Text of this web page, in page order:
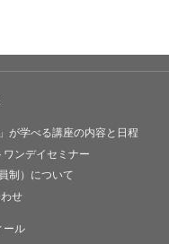
が学べる講座の内容と日程
ワンデイセミナー
制）について
せ
ール